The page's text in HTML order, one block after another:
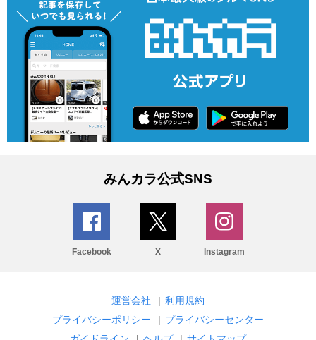
みんカラ公式SNS
Facebook X Instagram
運営会社 | 利用規約
プライバシーポリシー
| プライバシーセンター